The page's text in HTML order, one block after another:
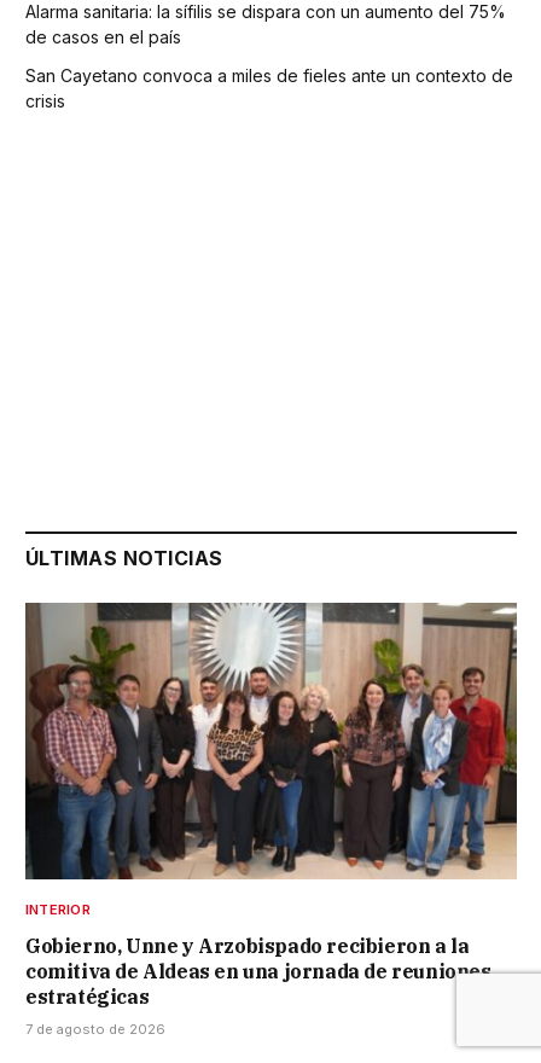
Alarma sanitaria: la sífilis se dispara con un aumento del 75%
de casos en el país
San Cayetano convoca a miles de fieles ante un contexto de
crisis
ÚLTIMAS NOTICIAS
INTERIOR
Gobierno, Unne y Arzobispado recibieron a la
comitiva de Aldeas en una jornada de reuniones
estratégicas
7 de agosto de 2026